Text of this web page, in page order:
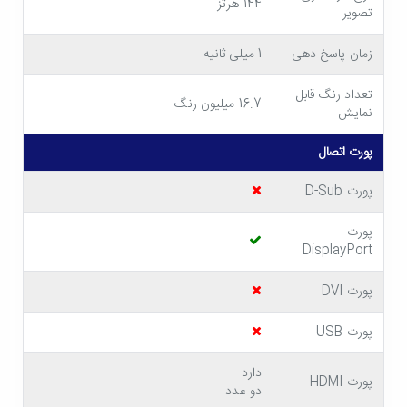
می توانید اوج هیجان را در هنگام بازی تجربه کنید و در محیط
بازی غرق شوید! باید به این نکته هم اشاره کنیم که این
ایسوس
هر زاویه ای که نسبت به آن قرار داشته باشید، تصاویر در حال
نمایش بر روی آن برای شما کاملاً واضح خواهد بود.
سریع و روان در نمایش بازی های مورد علاقه
از دیگر ویژگی های مانیتور 24 اینچ ایسوس TUF Gaming
VG24VQ باید به زمان پاسخ دهی یک میلی ثانیه ای و نرخ تازه
سازی 144 هرتزی آن اشاره کنیم که باعث نمایش سریع و روان
تصاویر می شود. به این ترتیب در هنگام انجام بازی با مشکلاتی
مانند مات شدن تصویر مواجه نمی شوید و می توانید سریع ترین
تصویر
144 هرتز
زمان پاسخ دهی
1 میلی ثانیه
تعداد رنگ قابل
نمایش
16.7 میلیون رنگ
پورت اتصال
پورت D-Sub
پورت
DisplayPort
پورت DVI
پورت USB
پورت HDMI
دارد
دو عدد